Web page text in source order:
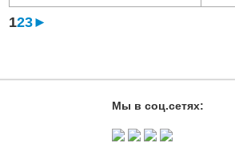
123►
Мы в соц.сетях: